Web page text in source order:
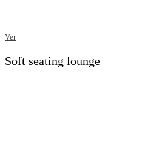
Ver
Soft seating lounge